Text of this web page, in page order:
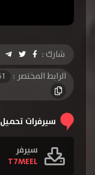
شارك :
الرابط المختصر :
سيرفرات
سيرفر
T7MEEL